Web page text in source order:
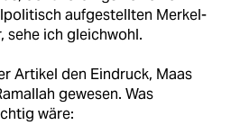
aufgestellten Merkel-
sehe ich gleichwohl.
Artikel den Eindruck, Maas
gewesen. Was
wäre: